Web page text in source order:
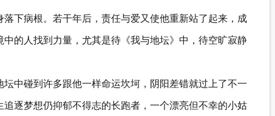
下病根。若干年后，责任与爱又使他重新站了起来，成
的人找到力量，尤其是待《我与地坛》中，待空旷寂静
中碰到许多跟他一样命运坎坷，阴阳差错就过上了不一
逐梦想仍抑郁不得志的长跑者，一个漂亮但不幸的小姑